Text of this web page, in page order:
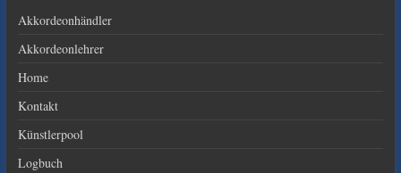
Akkordeonhändler
Akkordeonlehrer
Home
Kontakt
Künstlerpool
Logbuch